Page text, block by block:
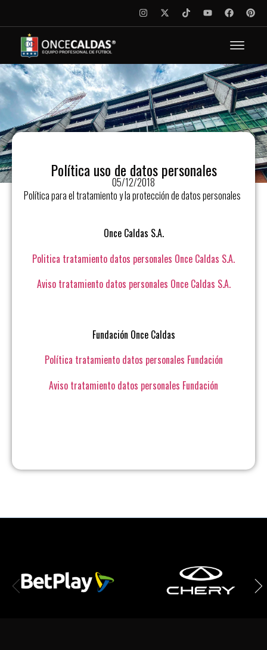
Política uso de datos personales
05/12/2018
Política para el tratamiento y la protección de datos personales
Once Caldas S.A.
Politica tratamiento datos personales Once Caldas S.A.
Aviso tratamiento datos personales Once Caldas S.A.
Fundación Once Caldas
Política tratamiento datos personales Fundación
Aviso tratamiento datos personales Fundación